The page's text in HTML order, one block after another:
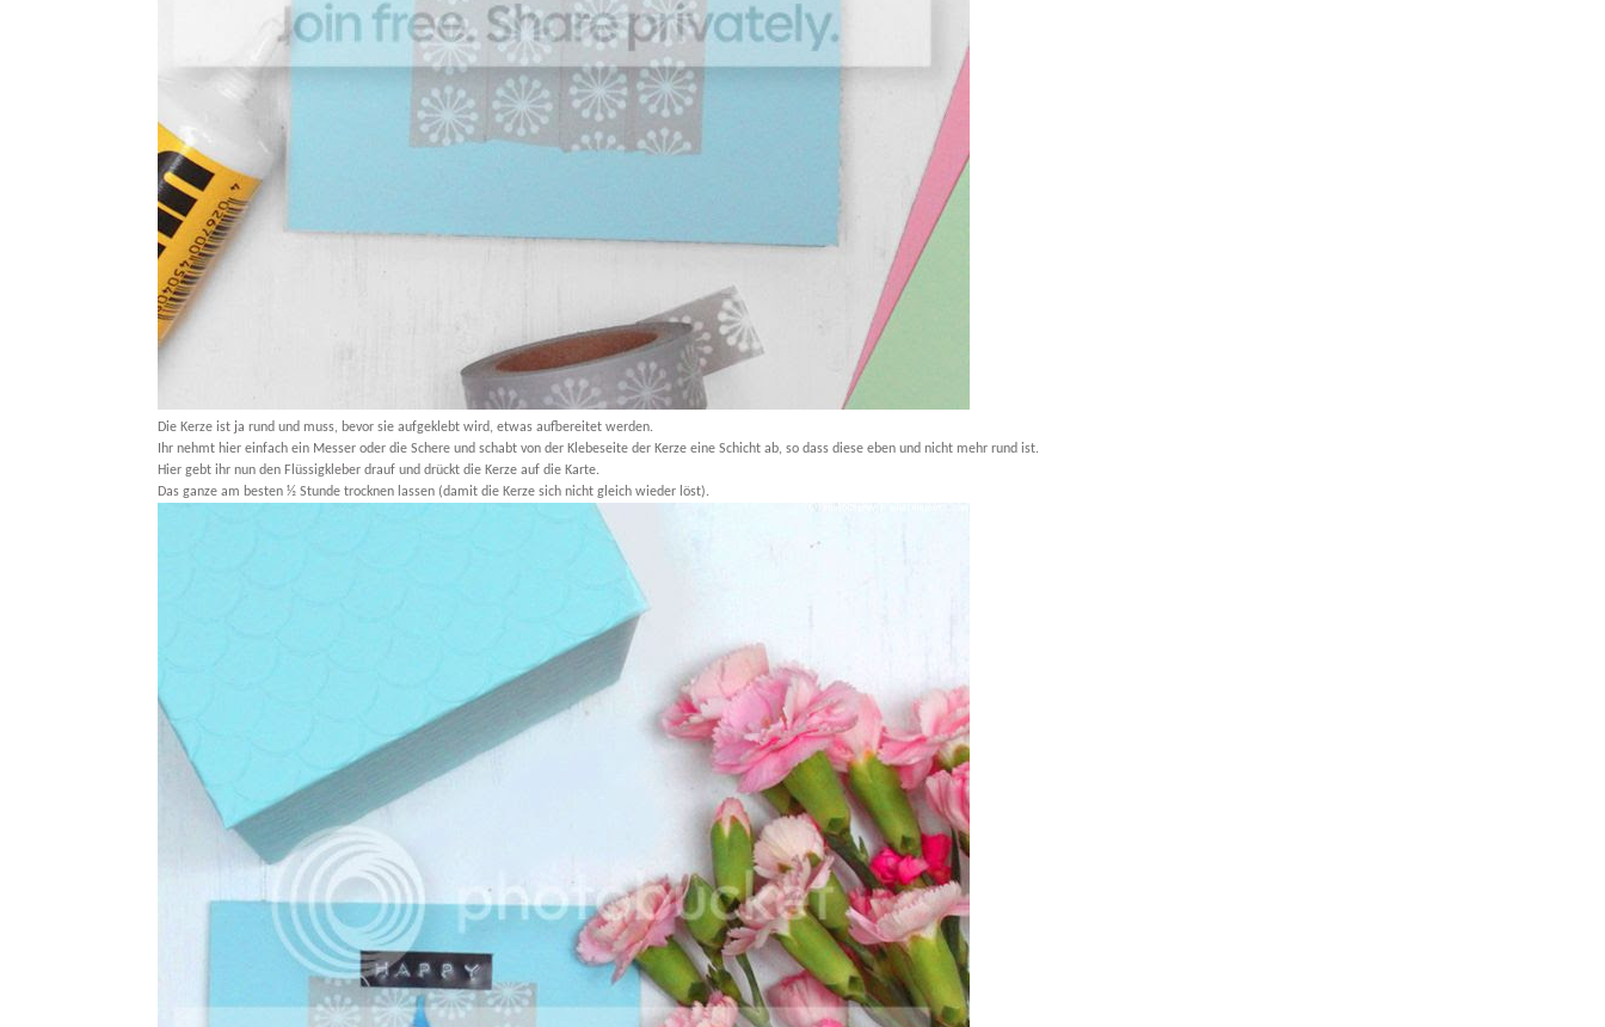
Die Kerze ist ja rund und muss, bevor sie aufgeklebt wird, etwas aufbereitet werden.
Ihr nehmt hier einfach ein Messer oder die Schere und schabt von der Klebeseite der Kerze eine Schicht ab, so dass diese eben und nicht mehr rund ist.
Hier gebt ihr nun den Flüssigkleber drauf und drückt die Kerze auf die Karte.
Das ganze am besten ½ Stunde trocknen lassen (damit die Kerze sich nicht gleich wieder löst).